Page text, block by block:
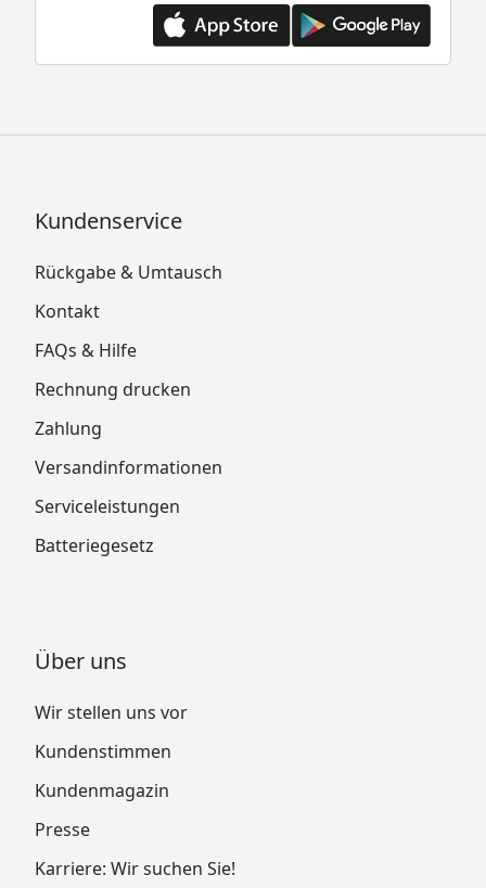
Kundenservice
Rückgabe & Umtausch
Kontakt
FAQs & Hilfe
Rechnung drucken
Zahlung
Versandinformationen
Serviceleistungen
Batteriegesetz
Über uns
Wir stellen uns vor
Kundenstimmen
Kundenmagazin
Presse
Karriere: Wir suchen Sie!